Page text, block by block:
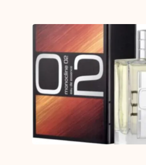
100ml
Unisex
quantity